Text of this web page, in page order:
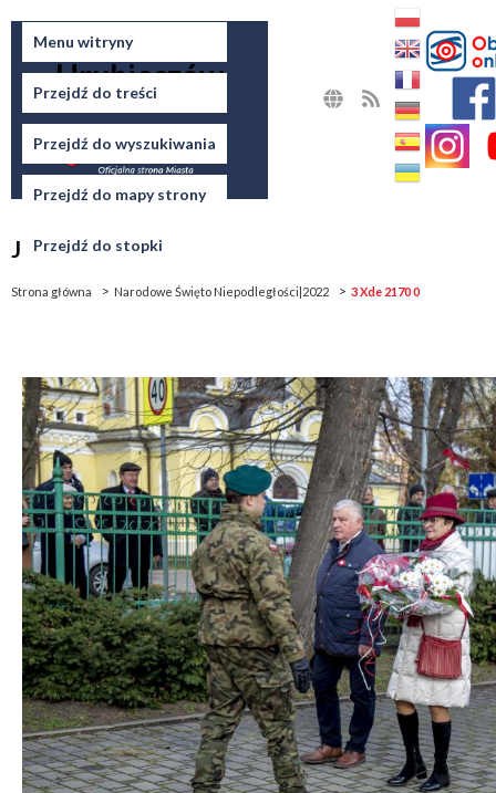
Menu witryny
Przejdź do treści
Przejdź do wyszukiwania
Przejdź do mapy strony
Przejdź do stopki
Miasto
Hrubieszów
Jesteś tutaj
Strona główna Narodowe Święto Niepodległości|2022 3 Xde 2170 0